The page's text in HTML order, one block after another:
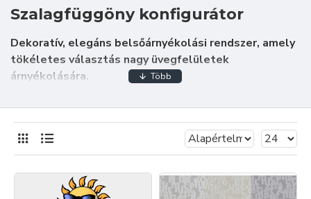
Szalagfüggöny konfigurátor
Dekoratív, elegáns belsőárnyékolási rendszer, amely
tökéletes választás nagy üvegfelületek
árnyékolására.
irodaházak, középületek üvegfelületeinek árnyékolására
azonban mintás anyagaink lakások színes elemei is
lehetnek.
Több mint 260 függönyanyag közül választhat, mindenki